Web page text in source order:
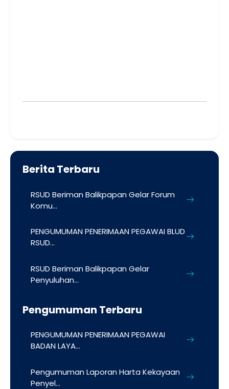
Berita Terbaru
RSUD Beriman Balikpapan Gelar Forum
Komu...
PENGUMUMAN PENERIMAAN PEGAWAI BLUD
RSUD...
RSUD Beriman Balikpapan Gelar
Penyuluhan...
Pengumuman Terbaru
PENGUMUMAN PENERIMAAN PEGAWAI
BADAN LAYA...
Pengumuman Laporan Harta Kekayaan
Penyel...